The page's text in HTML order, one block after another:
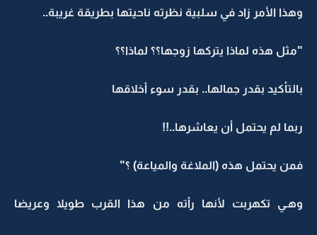
وهذا الأمر زاد في سلبية نظرته ناحيتها بطريقة غريبة..
"مثل هذه لماذا يتركها زوجها؟؟ لماذا؟؟
بالتأكيد بقدر جمالها.. بقدر سوء أخلاقها
ربما لم يحتمل أن يعاشرها..!!
فمن يحتمل هذه (الملاغة والمياعة) ؟"
وهـي تكهربت لأنها رأته من هذا القرب طويلا وعريضا